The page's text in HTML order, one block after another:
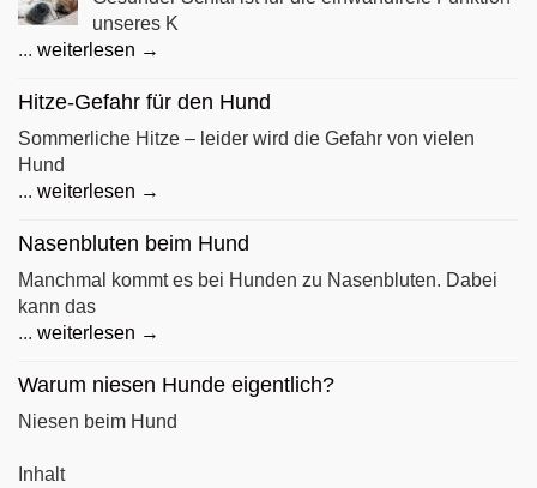
unseres K
... weiterlesen →
Hitze-Gefahr für den Hund
Sommerliche Hitze – leider wird die Gefahr von vielen
Hund
... weiterlesen →
Nasenbluten beim Hund
Manchmal kommt es bei Hunden zu Nasenbluten. Dabei
kann das
... weiterlesen →
Warum niesen Hunde eigentlich?
Niesen beim Hund
Inhalt